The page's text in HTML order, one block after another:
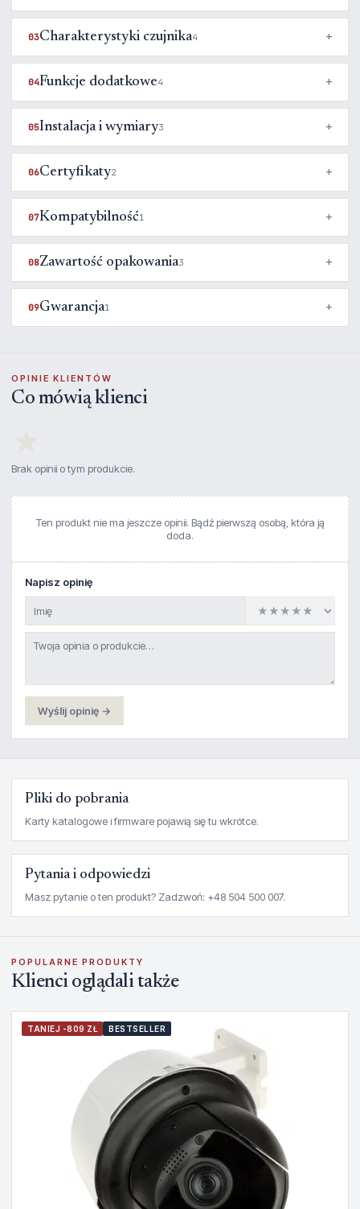
03Charakterystyki czujnika4
04Funkcje dodatkowe4
05Instalacja i wymiary3
06Certyfikaty2
07Kompatybilność1
08Zawartość opakowania3
09Gwarancja1
OPINIE KLIENTÓW
Co mówią klienci
Brak opinii o tym produkcie.
Ten produkt nie ma jeszcze opinii. Bądź pierwszą osobą, która ją
doda.
Napisz opinię
Wyślij opinię →
Pliki do pobrania
Karty katalogowe i firmware pojawią się tu wkrótce.
Pytania i odpowiedzi
Masz pytanie o ten produkt? Zadzwoń: +48 504 500 007.
POPULARNE PRODUKTY
Klienci oglądali także
TANIEJ -809 ZŁ BESTSELLER